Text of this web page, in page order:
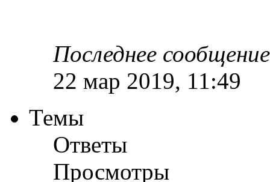
Последнее
22 мар 2019, 11:49
Темы
Ответы
Просмотры